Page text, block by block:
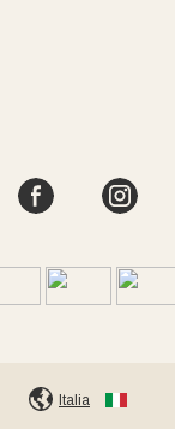
Italia